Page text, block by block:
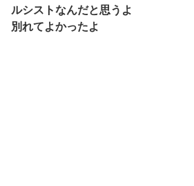
ルシストなんだと思うよ
別れてよかったよ